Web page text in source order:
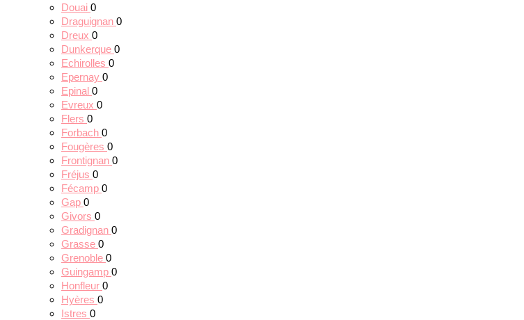
Douai 0
Draguignan 0
Dreux 0
Dunkerque 0
Echirolles 0
Epernay 0
Epinal 0
Evreux 0
Flers 0
Forbach 0
Fougères 0
Frontignan 0
Fréjus 0
Fécamp 0
Gap 0
Givors 0
Gradignan 0
Grasse 0
Grenoble 0
Guingamp 0
Honfleur 0
Hyères 0
Istres 0